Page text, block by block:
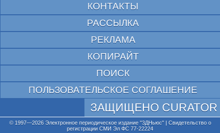
КОНТАКТЫ
РАССЫЛКА
РЕКЛАМА
КОПИРАЙТ
ПОИСК
ПОЛЬЗОВАТЕЛЬСКОЕ СОГЛАШЕНИЕ
ЗАЩИЩЕНО CURATOR
© 1997—2026 Электронное периодическое издание "3ДНьюс" | Свидетельство о
регистрации СМИ Эл ФС 77-22224